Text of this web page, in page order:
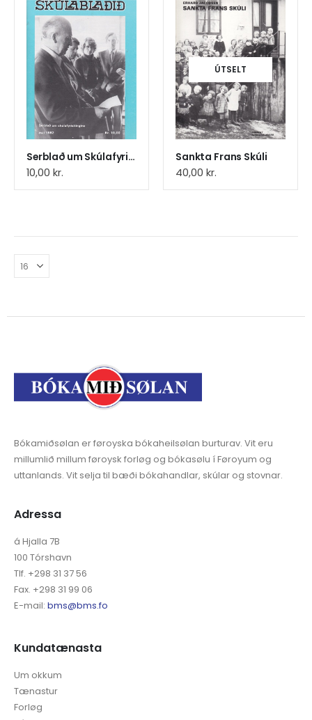
Serblað um Skúlafyrisitingina
10,00 kr.
ÚTSELT
Sankta Frans Skúli
40,00 kr.
Bókamiðsølan er føroyska bókaheilsølan burturav. Vit eru
millumlið millum føroysk forløg og bókasølu í Føroyum og
uttanlands. Vit selja til bæði bókahandlar, skúlar og stovnar.
Adressa
á Hjalla 7B
100 Tórshavn
Tlf. +298 31 37 56
Fax. +298 31 99 06
E-mail: bms@bms.fo
Kundatænasta
Um okkum
Tænastur
Forløg